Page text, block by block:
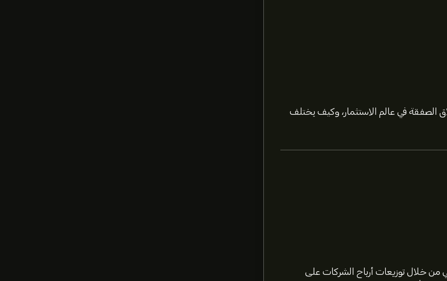
في عالم الاستثمار، وكيف يختلف
خلال توزيعات أرباح الشركات على